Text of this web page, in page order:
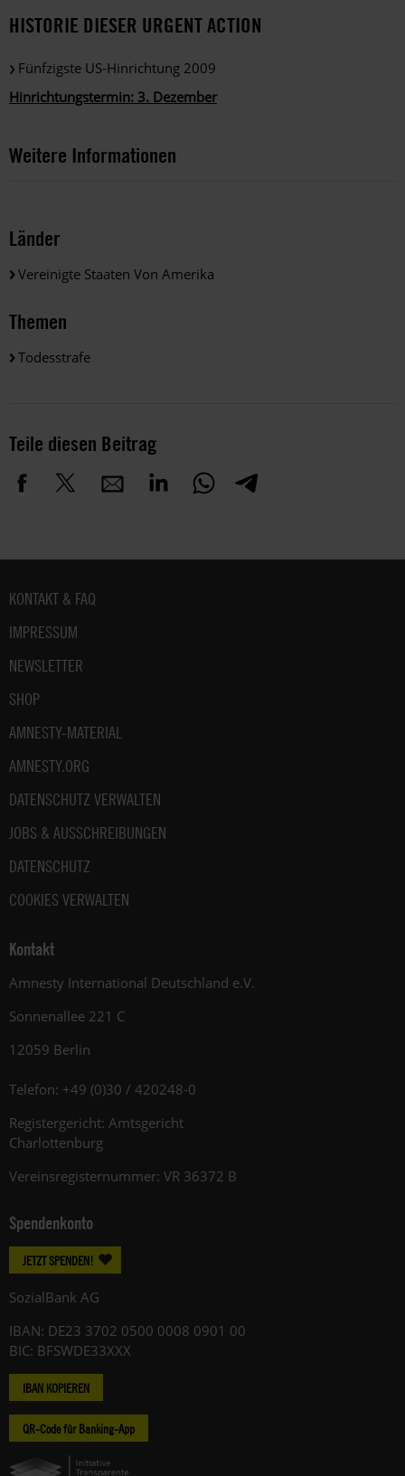
HISTORIE DIESER URGENT ACTION
Fünfzigste US-Hinrichtung 2009
Hinrichtungstermin: 3. Dezember
Weitere Informationen
Länder
Vereinigte Staaten Von Amerika
Themen
Todesstrafe
Teile diesen Beitrag
Fußbereich
KONTAKT & FAQ
IMPRESSUM
NEWSLETTER
SHOP
AMNESTY-MATERIAL
AMNESTY.ORG
DATENSCHUTZ VERWALTEN
JOBS & AUSSCHREIBUNGEN
DATENSCHUTZ
COOKIES VERWALTEN
Kontakt
Amnesty International Deutschland e.V.
Sonnenallee 221 C
12059 Berlin
Telefon: +49 (0)30 / 420248-0
Registergericht: Amtsgericht
Charlottenburg
Vereinsregisternummer: VR 36372 B
Spendenkonto
JETZT SPENDEN!
SozialBank AG
IBAN: DE23 3702 0500 0008 0901 00
BIC: BFSWDE33XXX
IBAN KOPIEREN
QR-Code für Banking-App